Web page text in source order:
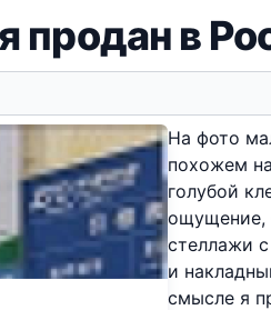
продан в
На фото
похожем
голубой
ощущение,
стеллажи
и
смысле я